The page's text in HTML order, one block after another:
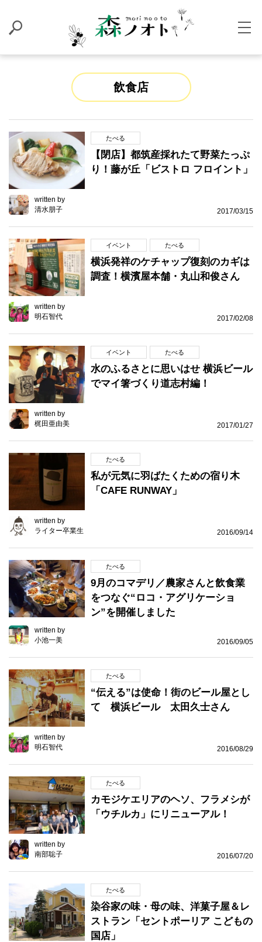
飲食店
たべる
【閉店】都筑産採れたて野菜たっぷ
り！藤が丘「ビストロ フロイント」
written by
清水朋子
2017/03/15
イベント たべる
横浜発祥のケチャップ復刻のカギは
調査！横濱屋本舗・丸山和俊さん
written by
明石智代
2017/02/08
イベント たべる
水のふるさとに思いはせ 横浜ビール
でマイ箸づくり道志村編！
written by
梶田亜由美
2017/01/27
たべる
私が元気に羽ばたくための宿り木
「CAFE RUNWAY」
written by
ライター卒業生
2016/09/14
たべる
9月のコマデリ／農家さんと飲食業
をつなぐ“ロコ・アグリケーショ
ン”を開催しました
written by
小池一美
2016/09/05
たべる
“伝える”は使命！街のビール屋とし
て 横浜ビール 太田久士さん
written by
明石智代
2016/08/29
たべる
カモジケエリアのヘソ、フラメシが
「ウチルカ」にリニューアル！
written by
南部聡子
2016/07/20
たべる
染谷家の味・母の味、洋菓子屋＆レ
ストラン「セントポーリア こどもの
国店」